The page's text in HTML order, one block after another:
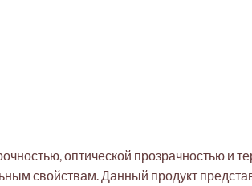
оптической прозрачностью и
свойствам. Данный продукт